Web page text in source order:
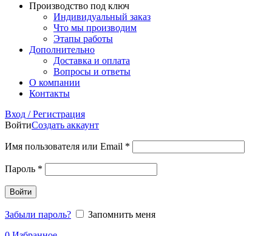
Производство под ключ
Индивидуальный заказ
Что мы производим
Этапы работы
Дополнительно
Доставка и оплата
Вопросы и ответы
О компании
Контакты
Вход / Регистрация
ВойтиСоздать аккаунт
Имя пользователя или Email *
Пароль *
Войти
Забыли пароль?
Запомнить меня